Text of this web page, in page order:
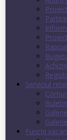
Serviciul
Funcții